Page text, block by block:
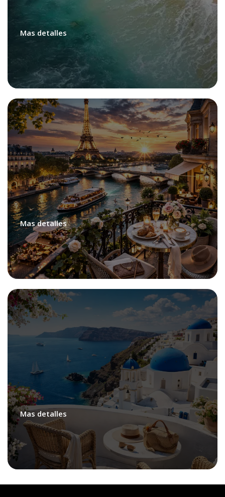
Mas detalles
Viajes Personalizados
Mas detalles
Viajes en Grupo
Mas detalles